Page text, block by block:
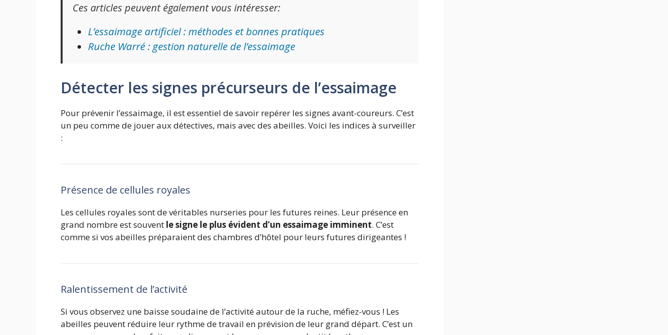
Ces articles peuvent également vous intéresser:
L’essaimage artificiel : méthodes et bonnes pratiques
Ruche Warré : gestion naturelle de l’essaimage
Détecter les signes précurseurs de l’essaimage
Pour prévenir l’essaimage, il est essentiel de savoir repérer les signes avant-coureurs. C’est
un peu comme de jouer aux détectives, mais avec des abeilles. Voici les indices à surveiller
:
Présence de cellules royales
Les cellules royales sont de véritables nurseries pour les futures reines. Leur présence en
grand nombre est souvent le signe le plus évident d’un essaimage imminent. C’est
comme si vos abeilles préparaient des chambres d’hôtel pour leurs futures dirigeantes !
Ralentissement de l’activité
Si vous observez une baisse soudaine de l’activité autour de la ruche, méfiez-vous ! Les
abeilles peuvent réduire leur rythme de travail en prévision de leur grand départ. C’est un